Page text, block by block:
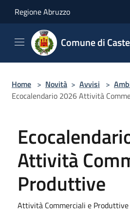
Regione Abruzzo
Comune di
Home > Novità > Avvisi >
Ecocalendario 2026 Attività
Attività
Produttive
Attività Commerciali e Produttive